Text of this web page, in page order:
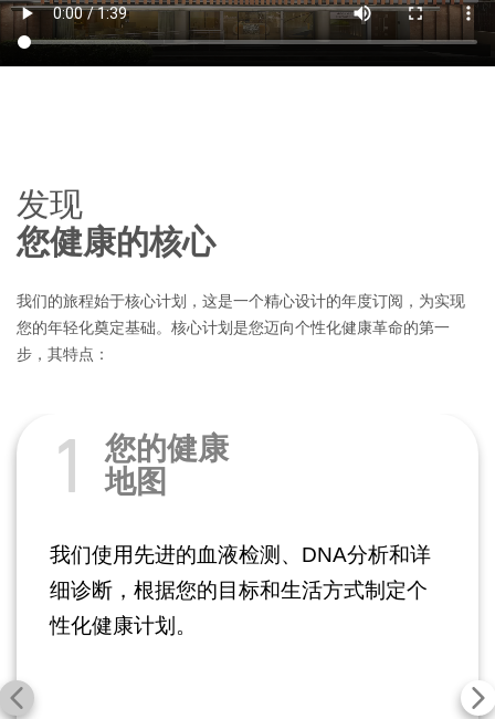
发现
您健康的核心
我们的旅程始于核心计划，这是一个精心设计的年度订阅，为实现
您的年轻化奠定基础。核心计划是您迈向个性化健康革命的第一
步，其特点：
1
您的健康
地图
我们使用先进的血液检测、DNA分析和详
细诊断，根据您的目标和生活方式制定个
性化健康计划。